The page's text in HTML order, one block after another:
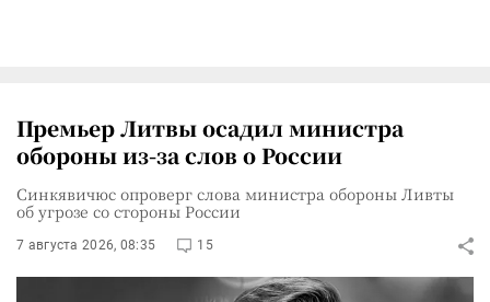
Премьер Литвы осадил министра
обороны из-за слов о России
Синкявичюс опроверг слова министра обороны Ливты
об угрозе со стороны России
7 августа 2026, 08:35 15